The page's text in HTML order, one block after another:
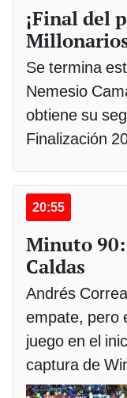
¡Final del
Se termina
Nemesio
obtiene su
Finalización
20:55
Minuto 90:
Caldas
Andrés
empate, pero
juego en el
captura de